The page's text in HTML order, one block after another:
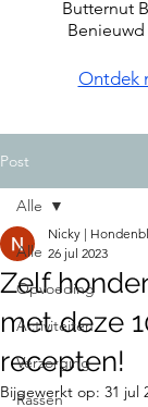
Butternut
Benieuwd
Ontdek
Post
Alle
Opvoeding
Activiteiten
Verzorging
Rassen
Alle
Zelf
met deze
recepten!
Nicky |
26 jul 2023
Bijgewerkt op: 31 jul